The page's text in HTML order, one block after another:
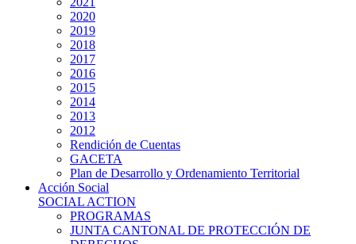
2020
2019
2018
2017
2016
2015
2014
2013
2012
Rendición de Cuentas
GACETA
Plan de Desarrollo y Ordenamiento Territorial
Acción Social
SOCIAL ACTION
PROGRAMAS
JUNTA CANTONAL DE PROTECCIÓN DE